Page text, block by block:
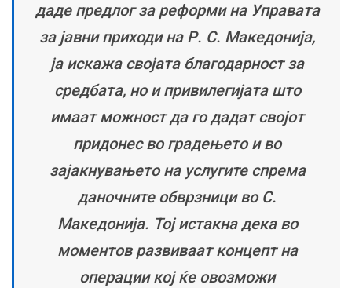
даде предлог за реформи на Управата
за јавни приходи на Р. С. Македонија,
ја искажа својата благодарност за
средбата, но и привилегијата што
имаат можност да го дадат својот
придонес во градењето и во
зајакнувањето на услугите спрема
даночните обврзници во С.
Македонија. Тој истакна дека во
моментов развиваат концепт на
операции кој ќе овозможи